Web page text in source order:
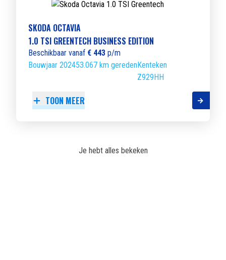
SKODA OCTAVIA
1.0 TSI GREENTECH BUSINESS EDITION
Beschikbaar vanaf € 443 p/m
Bouwjaar 202453.067 km geredenKenteken
Z929HH
TOON MEER
Je hebt alles bekeken